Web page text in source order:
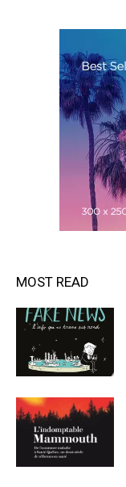
MOST READ